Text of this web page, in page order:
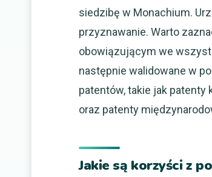
siedzibę w Monachium.
przyznawanie. Warto
obowiązującym we
następnie walidowane w
patentów, takie jak
oraz patenty
Jakie są korzyści z